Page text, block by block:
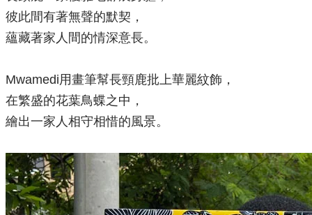
彼此間有著無聲的默契，
蘊藏著家人間的情深意長。
Mwamedi用畫筆幫長頸鹿批上華麗紋飾，
在繁盛的花葉鳥蝶之中，
繪出一家人相守相惜的風景。